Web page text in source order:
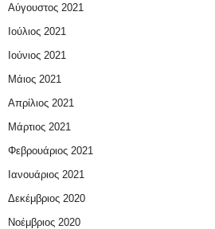
Αύγουστος 2021
Ιούλιος 2021
Ιούνιος 2021
Μάιος 2021
Απρίλιος 2021
Μάρτιος 2021
Φεβρουάριος 2021
Ιανουάριος 2021
Δεκέμβριος 2020
Νοέμβριος 2020